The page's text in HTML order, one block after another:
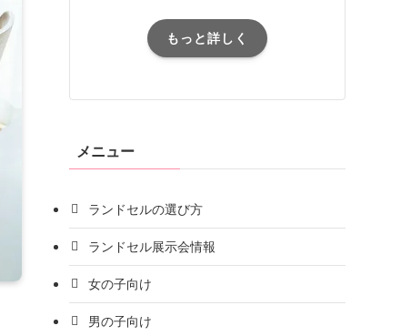
もっと詳しく
メニュー
ランドセルの選び方
ランドセル展示会情報
女の子向け
男の子向け